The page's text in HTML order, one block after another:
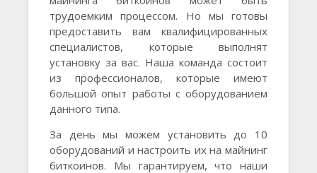
трудоемким процессом. Но мы готовы
предоставить вам квалифицированных
специалистов, которые выполнят
установку за вас. Наша команда состоит
из профессионалов, которые имеют
большой опыт работы с оборудованием
данного типа.
За день мы можем установить до 10
оборудований и настроить их на майнинг
биткоинов. Мы гарантируем, что наши